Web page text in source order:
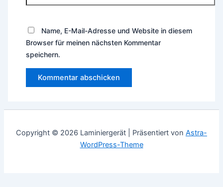
Name, E-Mail-Adresse und Website in diesem
Browser für meinen nächsten Kommentar
speichern.
Copyright © 2026 Laminiergerät | Präsentiert von Astra-
WordPress-Theme